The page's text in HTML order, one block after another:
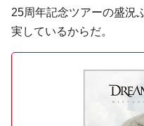
25周年記念ツアーの盛況
実しているからだ。